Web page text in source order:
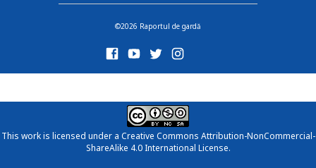
©2026 Raportul de gardă
This work is licensed under a Creative Commons Attribution-NonCommercial-
ShareAlike 4.0 International License.